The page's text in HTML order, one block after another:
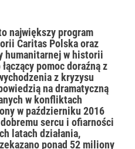
największy program
Caritas Polska oraz
humanitarnej w historii
pomoc doraźną z
z kryzysu
na dramatyczną
w konfliktach
w październiku 2016
sercu i ofiarności
latach działania,
ponad 52 miliony